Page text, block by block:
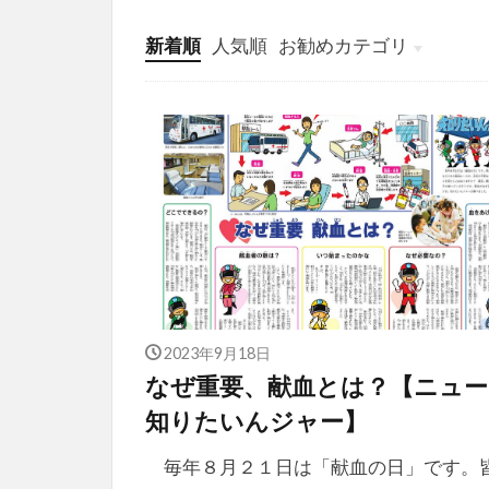
新着順 人気順 お勧めカテゴリ
投稿
学び
マンガ
電子書籍
2023年9月18日
なぜ重要、献血とは？【ニュ
知りたいんジャー】
毎年８月２１日は「献血の日」です。